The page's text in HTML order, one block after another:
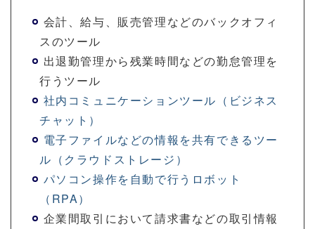
会計、給与、販売管理などのバックオフィ
スのツール
出退勤管理から残業時間などの勤怠管理を
行うツール
社内コミュニケーションツール（ビジネス
チャット）
電子ファイルなどの情報を共有できるツー
ル（クラウドストレージ）
パソコン操作を自動で行うロボット
（RPA）
企業間取引において請求書などの取引情報